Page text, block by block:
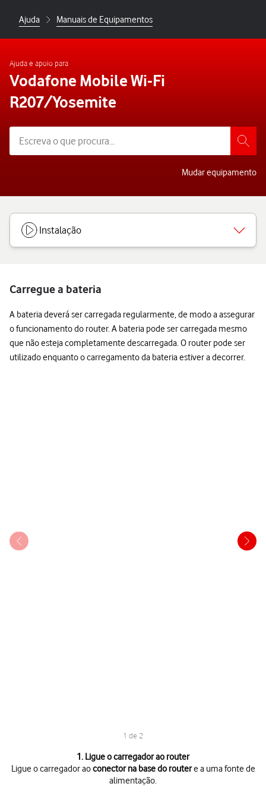
Ajuda Manuais de Equipamentos
Ajuda e apoio para
Vodafone Mobile Wi-Fi
R207/Yosemite
Mudar equipamento
Instalação
Carregue a bateria
A bateria deverá ser carregada regularmente, de modo a assegurar
o funcionamento do router. A bateria pode ser carregada mesmo
que não esteja completamente descarregada. O router pode ser
utilizado enquanto o carregamento da bateria estiver a decorrer.
1 de 2
1. Ligue o carregador ao router
Ligue o carregador aoconector na base do routere a uma fonte de
alimentação.